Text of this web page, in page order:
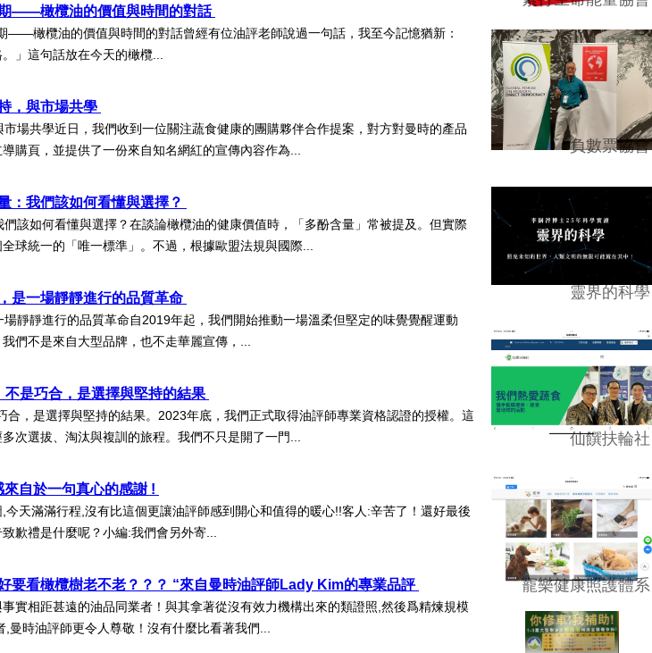
——橄欖油的價值與時間的對話
——橄欖油的價值與時間的對話曾經有位油評老師說過一句話，我至今記憶猶新：
」這句話放在今天的橄欖...
，與市場共學
場共學近日，我們收到一位關注蔬食健康的團購夥伴合作提案，對方對曼時的產品
購頁，並提供了一份來自知名網紅的宣傳內容作為...
：我們該如何看懂與選擇？
該如何看懂與選擇？在談論橄欖油的健康價值時，「多酚含量」常被提及。但實際
球統一的「唯一標準」。不過，根據歐盟法規與國際...
是一場靜靜進行的品質革命
靜靜進行的品質革命自2019年起，我們開始推動一場溫柔但堅定的味覺覺醒運動
們不是來自大型品牌，也不走華麗宣傳，...
是巧合，是選擇與堅持的結果
，是選擇與堅持的結果。2023年底，我們正式取得油評師專業資格認證的授權。這
次選拔、淘汰與複訓的旅程。我們不只是開了一門...
自於一句真心的感謝 !
天滿滿行程,沒有比這個更讓油評師感到開心和值得的暖心!!客人:辛苦了！還好最後
歉禮是什麼呢？小編:我們會另外寄...
要看橄欖樹老不老？？？ “來自曼時油評師Lady Kim的專業品評
實相距甚遠的油品同業者！與其拿著從沒有效力機構出來的類證照,然後爲精煉規模
曼時油評師更令人尊敬！沒有什麼比看著我們...
負數票協會
靈界的科學
仙饌扶輪社
寵樂健康照護體系